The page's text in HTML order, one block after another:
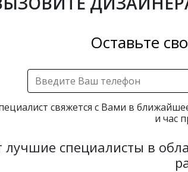
Оставьте
свяжется с Вами в
и час
лучшие специалисты в